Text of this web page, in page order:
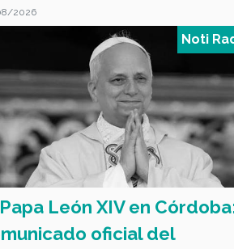
2026
Noti
León XIV en
oficial del